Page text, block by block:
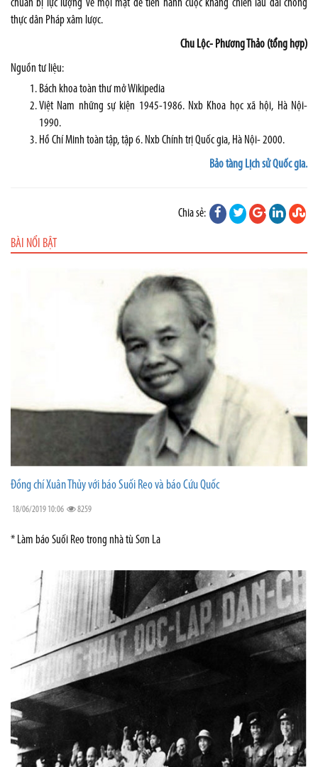
chuẩn bị lực lượng về mọi mặt để tiến hành cuộc kháng chiến lâu dài chống
thực dân Pháp xâm lược.
Chu Lộc- Phương Thảo (tổng hợp)
Nguồn tư liệu:
Bách khoa toàn thư mở Wikipedia
Việt Nam những sự kiện 1945-1986. Nxb Khoa học xã hội, Hà Nội-
1990.
Hồ Chí Minh toàn tập, tập 6. Nxb Chính trị Quốc gia, Hà Nội- 2000.
Bảo tàng Lịch sử Quốc gia.
Chia sẻ:
BÀI NỔI BẬT
Đồng chí Xuân Thủy với báo Suối Reo và báo Cứu Quốc
18/06/2019 10:06 8259
* Làm báo Suối Reo trong nhà tù Sơn La